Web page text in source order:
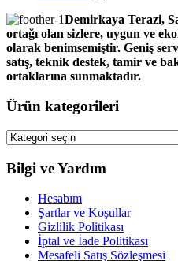
Demirkaya Terazi,
ortağı olan sizlere, uygun ve
olarak benimsemiştir. Geniş
satış, teknik destek, tamir ve
ortaklarına sunmaktadır.
Ürün kategorileri
Bilgi ve Yardım
Hesabım
Şartlar ve Koşullar
Gizlilik Politikası
İptal ve İade Politikası
Mesafeli Satış Sözleşmesi